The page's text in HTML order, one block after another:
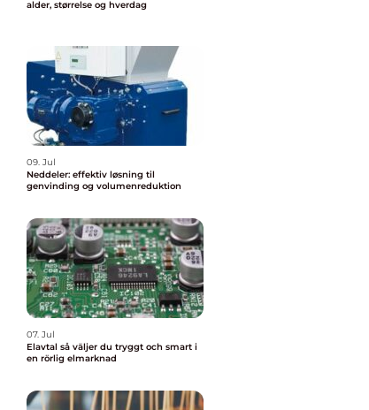
alder, størrelse og hverdag
09. Jul
Neddeler: effektiv løsning til
genvinding og volumenreduktion
07. Jul
Elavtal så väljer du tryggt och smart i
en rörlig elmarknad